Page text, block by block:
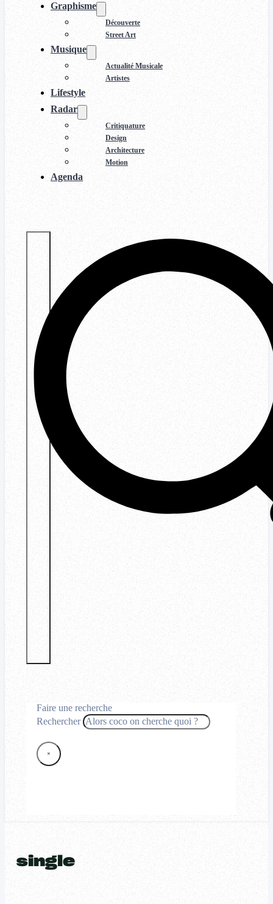
Graphisme
Découverte
Street Art
Musique
Actualité Musicale
Artistes
Lifestyle
Radar
Critiquature
Design
Architecture
Motion
Agenda
Faire une recherche
Rechercher
×
single